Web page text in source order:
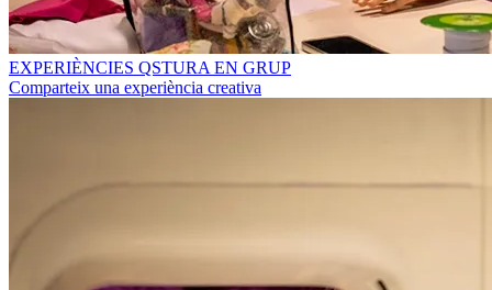
EXPERIÈNCIES QSTURA EN GRUP
Comparteix una experiència creativa